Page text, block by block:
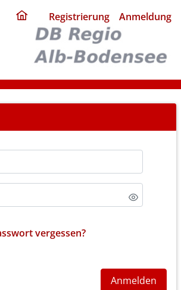
home
page
Registrierung Anmeldung
vergessen?
Anmelden